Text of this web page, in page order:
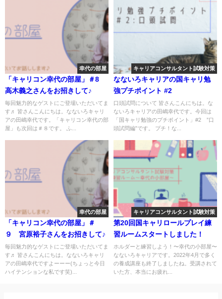
幸代の部屋
「キャリコン幸代の部屋」＃8
高木義之さんをお招きして♪
毎回魅力的なゲストにご登場いただいてま
す♬ 皆さんこんにちは。なないろキャリ
アの田嶋幸代です。「キャリコン幸代の部
屋」も次回は＃８です。 ふ...
キャリアコンサルタント試験対策
なないろキャリアの国キャリ勉
強プチポイント #2
口頭試問について 皆さんこんにちは。な
ないろキャリアの田嶋幸代です。今回は
「国キャリ勉強のプチポイント」#2 ”口
頭試問編”です。 プチ！な...
幸代の部屋
「キャリコン幸代の部屋」＃
９ 宮原裕子さんをお招きして♪
毎回魅力的なゲストにご登場いただいてま
す♬ 皆さんこんにちは。なないろキャリ
アの田嶋幸代ですよーーー(ちょっと今日
ハイテンションな私です笑)...
キャリアコンサルタント試験対策
第20回国キャリロールプレイ練
習ルームスタートしました！
ホルダーと練習しよう！〜幸代の小部屋〜
なないろキャリアです。2022年4月で多く
の養成講座も終了しましたね。受講されて
いた方、本当にお疲れ...